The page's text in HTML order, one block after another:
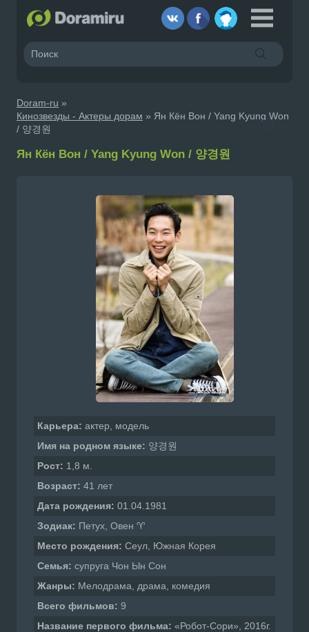
Doram-ru »
Кинозвезды - Актеры дорам » Ян Кён Вон / Yang Kyung Won
/ 양경원
Ян Кён Вон / Yang Kyung Won / 양경원
Карьера: актер, модель
Имя на родном языке: 양경원
Рост: 1,8 м.
Возраст: 41 лет
Дата рождения: 01.04.1981
Зодиак: Петух, Овен ♈
Место рождения: Сеул, Южная Корея
Семья: супруга Чон Ын Сон
Жанры: Мелодрама, драма, комедия
Всего фильмов: 9
Название первого фильма: «Робот-Сори», 2016г.